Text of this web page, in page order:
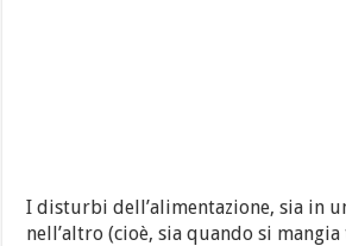
I disturbi dell’alimentazione, sia in
nell’altro (cioè, sia quando si